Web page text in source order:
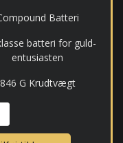
Batteri
batteri for guld-
entusiasten
846 G Krudtvægt